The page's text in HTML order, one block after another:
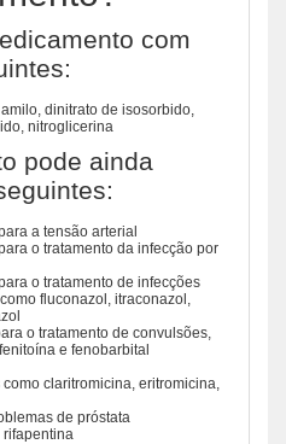
com
dinitrato de isosorbido,
nitroglicerina
pode ainda
a tensão arterial
o tratamento da infecção por
o tratamento de infecções
fluconazol, itraconazol,
o tratamento de convulsões,
e fenobarbital
claritromicina, eritromicina,
de próstata
rifapentina